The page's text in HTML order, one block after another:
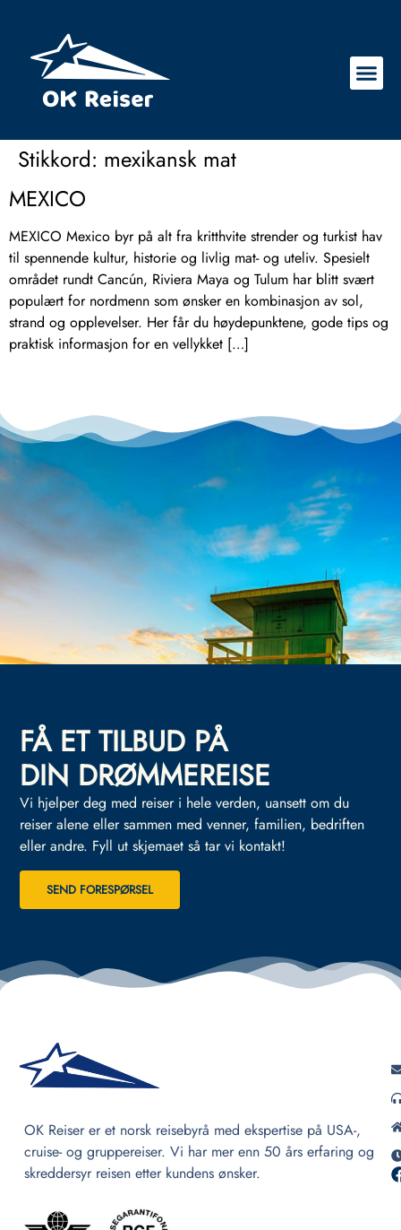
Stikkord: mexikansk mat
MEXICO
MEXICO Mexico byr på alt fra kritthvite strender og turkist hav
til spennende kultur, historie og livlig mat- og uteliv. Spesielt
området rundt Cancún, Riviera Maya og Tulum har blitt svært
populært for nordmenn som ønsker en kombinasjon av sol,
strand og opplevelser. Her får du høydepunktene, gode tips og
praktisk informasjon for en vellykket […]
FÅ ET TILBUD PÅ
DIN DRØMMEREISE
Vi hjelper deg med reiser i hele verden, uansett om du
reiser alene eller sammen med venner, familien, bedriften
eller andre. Fyll ut skjemaet så tar vi kontakt!
SEND FORESPØRSEL
OK Reiser er et norsk reisebyrå med ekspertise på USA-,
cruise- og gruppereiser. Vi har mer enn 50 års erfaring og
skreddersyr reisen etter kundens ønsker.